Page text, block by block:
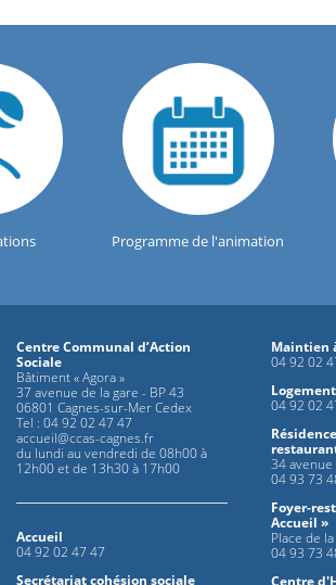
Programme de l'animation
Centre Communal d’Action
Sociale
Bâtiment « Agora »
37 avenue de la gare - BP 43
06801 Cagnes-sur-Mer Cedex
Tel : 04 92 02 47 47
accueil@ccas-cagnes.fr
du lundi au vendredi de 08h00 à
12h00 et de 13h30 à 17h00
Accueil
04 92 02 47 47
Secrétariat cohésion sociale
Maintien
04 92 02
04 92 02
34
04 93 73
Foyer-
Accueil »
Place de
04 93 73
Centre